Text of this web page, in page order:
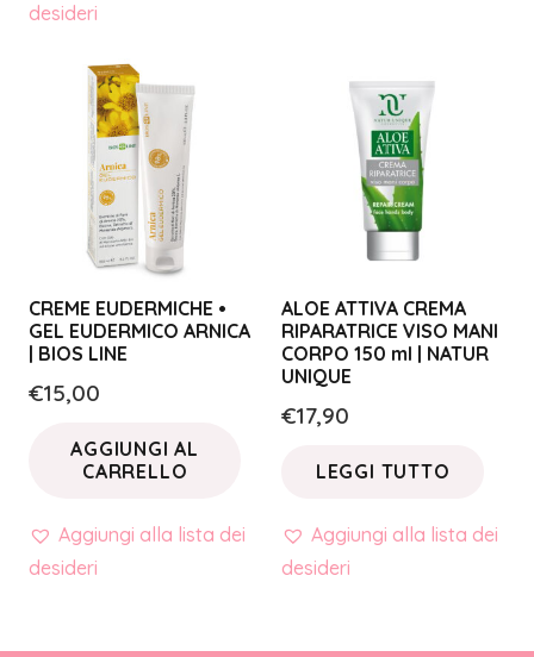
desideri
CREME EUDERMICHE •
GEL EUDERMICO ARNICA
| BIOS LINE
€15,00
AGGIUNGI AL
CARRELLO
Aggiungi alla lista dei
desideri
ALOE ATTIVA CREMA
RIPARATRICE VISO MANI
CORPO 150 ml | NATUR
UNIQUE
€17,90
LEGGI TUTTO
Aggiungi alla lista dei
desideri